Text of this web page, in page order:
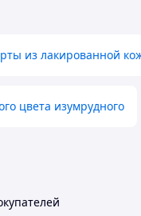
из лакированной
цвета изумрудного